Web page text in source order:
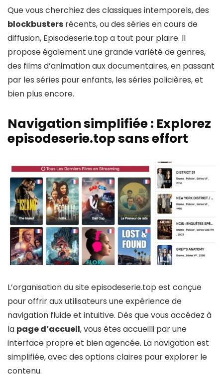
Que vous cherchiez des classiques intemporels, des
blockbusters récents, ou des séries en cours de
diffusion, Episodeserie.top a tout pour plaire. Il
propose également une grande variété de genres,
des films d’animation aux documentaires, en passant
par les séries pour enfants, les séries policières, et
bien plus encore.
Navigation simplifiée : Explorez
episodeserie.top sans effort
L’organisation du site episodeserie.top est conçue
pour offrir aux utilisateurs une expérience de
navigation fluide et intuitive. Dès que vous accédez à
la page d’accueil, vous êtes accueilli par une
interface propre et bien agencée. La navigation est
simplifiée, avec des options claires pour explorer le
contenu.